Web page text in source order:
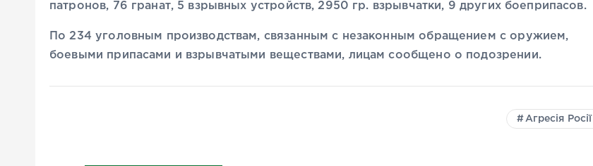
патронов, 76 гранат, 5 взрывных устройств, 2950 гр. взрывчатки, 9 других боеприпасов.
По 234 уголовным производствам, связанным с незаконным обращением с оружием,
боевыми припасами и взрывчатыми веществами, лицам сообщено о подозрении.
Агресія Росії